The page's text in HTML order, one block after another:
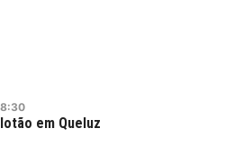
em Queluz